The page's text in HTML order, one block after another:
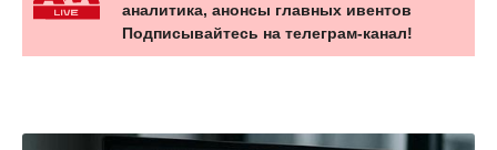
аналитика, анонсы главных ивентов
Подписывайтесь на телеграм-канал!